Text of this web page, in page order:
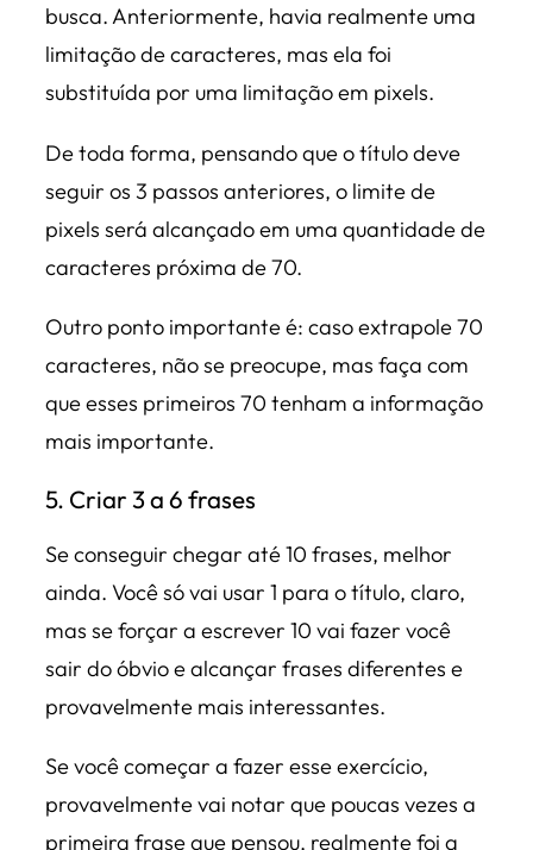
busca. Anteriormente, havia realmente uma
limitação de caracteres, mas ela foi
substituída por uma limitação em pixels.
De toda forma, pensando que o título deve
seguir os 3 passos anteriores, o limite de
pixels será alcançado em uma quantidade de
caracteres próxima de 70.
Outro ponto importante é: caso extrapole 70
caracteres, não se preocupe, mas faça com
que esses primeiros 70 tenham a informação
mais importante.
5. Criar 3 a 6 frases
Se conseguir chegar até 10 frases, melhor
ainda. Você só vai usar 1 para o título, claro,
mas se forçar a escrever 10 vai fazer você
sair do óbvio e alcançar frases diferentes e
provavelmente mais interessantes.
Se você começar a fazer esse exercício,
provavelmente vai notar que poucas vezes a
primeira frase que pensou, realmente foi a